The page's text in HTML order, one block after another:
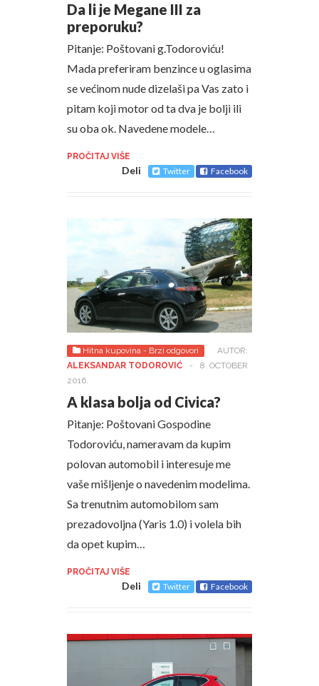
Da li je Megane III za
preporuku?
Pitanje: Poštovani g.Todoroviću!
Mada preferiram benzince u oglasima
se većinom nude dizelaši pa Vas zato i
pitam koji motor od ta dva je bolji ili
su oba ok. Navedene modele…
PROČITAJ VIŠE
Deli Twitter Facebook
Hitna kupovina - Brzi odgovori
AUTOR:
ALEKSANDAR TODOROVIĆ
-
8. OCTOBER
2016.
A klasa bolja od Civica?
Pitanje: Poštovani Gospodine
Todoroviću, nameravam da kupim
polovan automobil i interesuje me
vaše mišljenje o navedenim modelima.
Sa trenutnim automobilom sam
prezadovoljna (Yaris 1.0) i volela bih
da opet kupim…
PROČITAJ VIŠE
Deli Twitter Facebook